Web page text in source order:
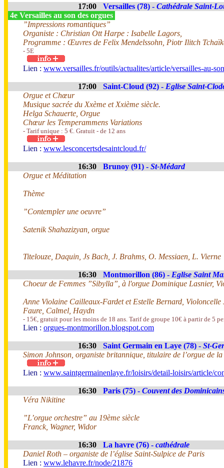
17:00 Versailles (78) - Cathédrale Saint-
4e Versailles au son des orgues
”Impressions romantiques”
Organiste : Christian Ott Harpe : Isabelle Lagors,
Programme : Œuvres de Felix Mendelssohn, Piotr Ilitch
- 5E
Lien : www.versailles.fr/outils/actualites/article/versailles-au-
17:00 Saint-Cloud (92) - Eglise Saint-
Orgue et Chœur
Musique sacrée du Xxème et Xxième siècle.
Helga Schauerte, Orgue
Chœur les Temperammens Variations
- Tarif unique : 5 €. Gratuit - de 12 ans
Lien : www.lesconcertsdesaintcloud.fr/
16:30 Brunoy (91) - St-Médard
Orgue et Méditation
Thème
”Contempler une oeuvre”
Satenik Shahazizyan, orgue
Titelouze, Daquin, Js Bach, J. Brahms, O. Messiaen, L. Vierne
16:30 Montmorillon (86) - Eglise Saint
Choeur de Femmes ”Sibylla”, à l'orgue Dominique Lasnier,
Anne Violaine Cailleaux-Fardet et Estelle Bernard, Violoncelle
Faure, Calmel, Haydn
- 15€, gratuit pour les moins de 18 ans. Tarif de groupe 10€ à partir de 5
Lien : orgues-montmorillon.blogspot.com
16:30 Saint Germain en Laye (78) - St-
Simon Johnson, organiste britannique, titulaire de l’orgue de
Lien : www.saintgermainenlaye.fr/loisirs/detail-loisirs/article/
16:30 Paris (75) - Couvent des
Véra Nikitine
”L’orgue orchestre” au 19ème siècle
Franck, Wagner, Widor
16:30 La havre (76) - cathédrale
Daniel Roth – organiste de l’église Saint-Sulpice de Paris
Lien : www.lehavre.fr/node/21876